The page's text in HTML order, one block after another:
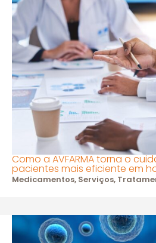
Como a AVFARMA torna o
pacientes mais eficiente em
Medicamentos, Serviços,